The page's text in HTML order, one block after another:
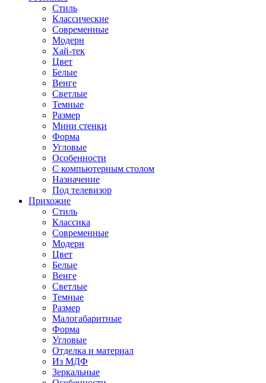
Стиль
Классические
Современные
Модерн
Хай-тек
Цвет
Белые
Венге
Светлые
Темные
Размер
Мини стенки
Форма
Угловые
Особенности
С компьютерным столом
Назначение
Под телевизор
Прихожие
Стиль
Классика
Современные
Модерн
Цвет
Белые
Венге
Светлые
Темные
Размер
Малогабаритные
Форма
Угловые
Отделка и материал
Из МДФ
Зеркальные